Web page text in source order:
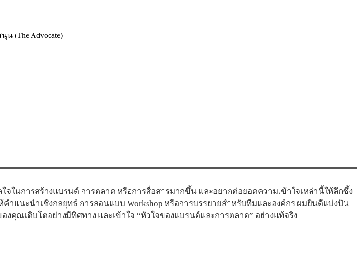
น (The Advocate)
นการสร้างแบรนด์ การตลาด หรือการสื่อสารมากขึ้น และอยากต่อยอดความเข้าใจเหล่านี้ให้ลึกซึ้ง
แนะนำเชิงกลยุทธ์ การสอนแบบ Workshop หรือการบรรยายสำหรับทีมและองค์กร ผมยินดีแบ่งปัน
ณเติบโตอย่างมีทิศทาง และเข้าใจ “หัวใจของแบรนด์และการตลาด” อย่างแท้จริง